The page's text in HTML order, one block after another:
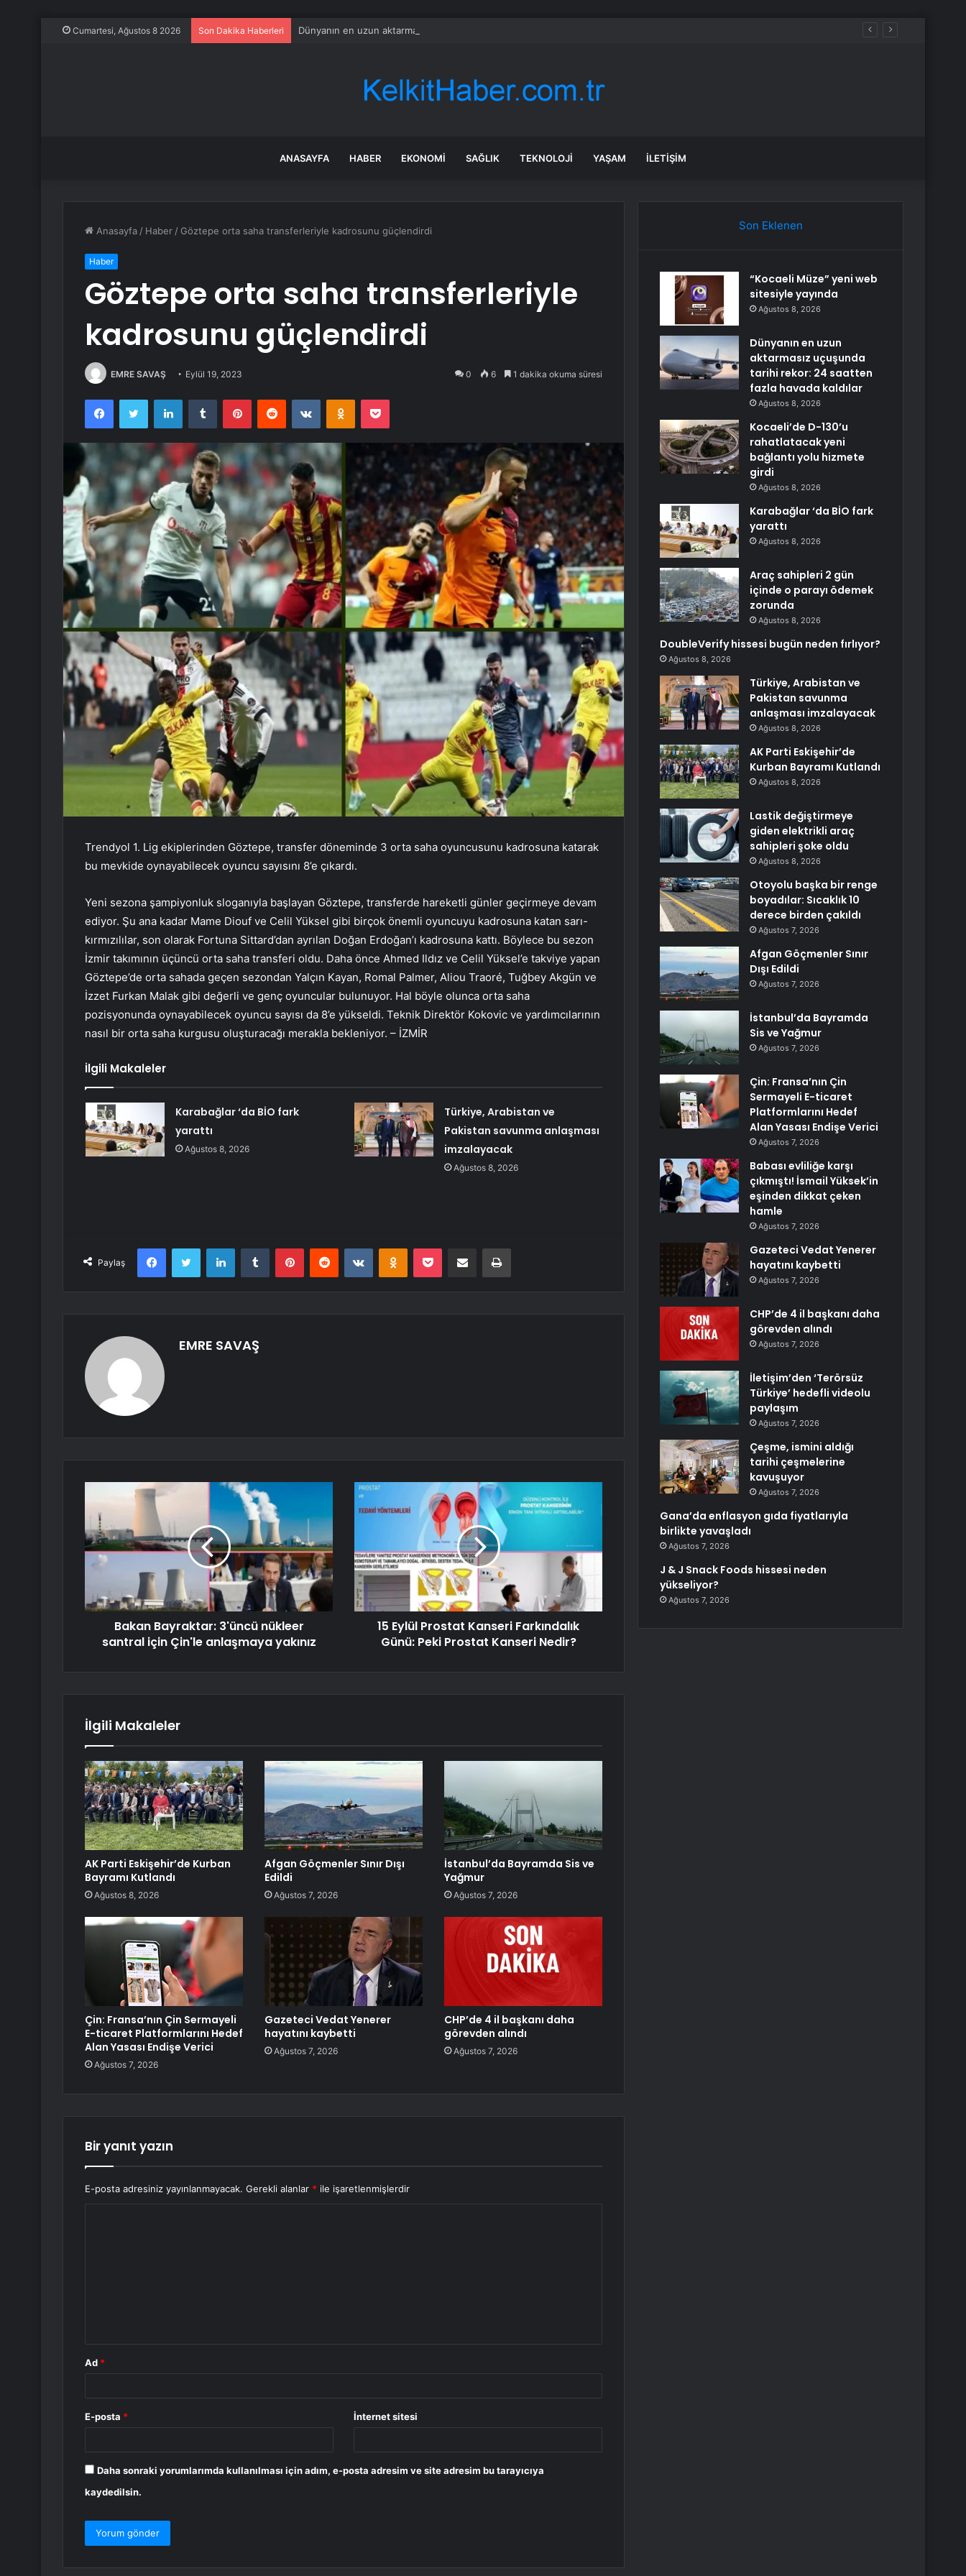
Cumartesi, Ağustos 8 2026 Son Dakika Haberleri Dünyanın en uzun aktarmasız uçuşunda tarihi rekor: 24 saatten fazla havada kaldılar
ANASAYFA HABER EKONOMI SAĞLIK TEKNOLOJI YAŞAM İLETIŞIM
Anasayfa / Haber / Göztepe orta saha transferleriyle kadrosunu güçlendirdi
Haber
Göztepe orta saha transferleriyle
kadrosunu güçlendirdi
EMRE SAVAŞ Eylül 19, 2023 0 6 1 dakika okuma süresi
FacebookTwitter LinkedInTumblr PinterestReddit VKontakteOdnoklassniki
Pocket
Trendyol 1. Lig ekiplerinden Göztepe, transfer döneminde 3 orta saha oyuncusunu kadrosuna katarak
bu mevkide oynayabilecek oyuncu sayısını 8’e çıkardı.
Yeni sezona şampiyonluk sloganıyla başlayan Göztepe, transferde hareketli günler geçirmeye devam
ediyor. Şu ana kadar Mame Diouf ve Celil Yüksel gibi birçok önemli oyuncuyu kadrosuna katan sarı-
kırmızılılar, son olarak Fortuna Sittard’dan ayrılan Doğan Erdoğan’ı kadrosuna kattı. Böylece bu sezon
İzmir takımının üçüncü orta saha transferi oldu. Daha önce Ahmed Ildız ve Celil Yüksel’e takviye yapan
Göztepe’de orta sahada geçen sezondan Yalçın Kayan, Romal Palmer, Aliou Traoré, Tuğbey Akgün ve
İzzet Furkan Malak gibi değerli ve genç oyuncular bulunuyor. Hal böyle olunca orta saha
pozisyonunda oynayabilecek oyuncu sayısı da 8’e yükseldi. Teknik Direktör Kokovic ve yardımcılarının
nasıl bir orta saha kurgusu oluşturacağı merakla bekleniyor. – İZMİR
İlgili Makaleler
Karabağlar ‘da BİO fark
yarattı
Ağustos 8, 2026
Türkiye, Arabistan ve
Pakistan savunma anlaşması
imzalayacak
Ağustos 8, 2026
Paylaş
FacebookTwitter LinkedInTumblr PinterestReddit VKontakteOdnoklassniki
Pocket E-Posta ile paylaş Yazdır
EMRE SAVAŞ
Bakan Bayraktar: 3'üncü nükleer
santral için Çin'le anlaşmaya yakınız
15 Eylül Prostat Kanseri Farkındalık
Günü: Peki Prostat Kanseri Nedir?
İlgili Makaleler
AK Parti Eskişehir’de Kurban
Bayramı Kutlandı
Ağustos 8, 2026
Afgan Göçmenler Sınır Dışı
Edildi
Ağustos 7, 2026
İstanbul’da Bayramda Sis ve
Yağmur
Ağustos 7, 2026
Çin: Fransa’nın Çin Sermayeli
E-ticaret Platformlarını Hedef
Alan Yasası Endişe Verici
Ağustos 7, 2026
Gazeteci Vedat Yenerer
hayatını kaybetti
Ağustos 7, 2026
CHP’de 4 il başkanı daha
görevden alındı
Ağustos 7, 2026
Bir yanıt yazın
E-posta adresiniz yayınlanmayacak. Gerekli alanlar * ile işaretlenmişlerdir
Ad *
E-posta * İnternet sitesi
Daha sonraki yorumlarımda kullanılması için adım, e-posta adresim ve site adresim bu tarayıcıya
kaydedilsin.
Son Eklenen
“Kocaeli Müze” yeni web
sitesiyle yayında
Ağustos 8, 2026
Dünyanın en uzun
aktarmasız uçuşunda
tarihi rekor: 24 saatten
fazla havada kaldılar
Ağustos 8, 2026
Kocaeli’de D-130’u
rahatlatacak yeni
bağlantı yolu hizmete
girdi
Ağustos 8, 2026
Karabağlar ‘da BİO fark
yarattı
Ağustos 8, 2026
Araç sahipleri 2 gün
içinde o parayı ödemek
zorunda
Ağustos 8, 2026
DoubleVerify hissesi bugün neden fırlıyor?
Ağustos 8, 2026
Türkiye, Arabistan ve
Pakistan savunma
anlaşması imzalayacak
Ağustos 8, 2026
AK Parti Eskişehir’de
Kurban Bayramı Kutlandı
Ağustos 8, 2026
Lastik değiştirmeye
giden elektrikli araç
sahipleri şoke oldu
Ağustos 8, 2026
Otoyolu başka bir renge
boyadılar: Sıcaklık 10
derece birden çakıldı
Ağustos 7, 2026
Afgan Göçmenler Sınır
Dışı Edildi
Ağustos 7, 2026
İstanbul’da Bayramda
Sis ve Yağmur
Ağustos 7, 2026
Çin: Fransa’nın Çin
Sermayeli E-ticaret
Platformlarını Hedef
Alan Yasası Endişe Verici
Ağustos 7, 2026
Babası evliliğe karşı
çıkmıştı! İsmail Yüksek’in
eşinden dikkat çeken
hamle
Ağustos 7, 2026
Gazeteci Vedat Yenerer
hayatını kaybetti
Ağustos 7, 2026
CHP’de 4 il başkanı daha
görevden alındı
Ağustos 7, 2026
İletişim’den ‘Terörsüz
Türkiye’ hedefli videolu
paylaşım
Ağustos 7, 2026
Çeşme, ismini aldığı
tarihi çeşmelerine
kavuşuyor
Ağustos 7, 2026
Gana’da enflasyon gıda fiyatlarıyla
birlikte yavaşladı
Ağustos 7, 2026
J & J Snack Foods hissesi neden
yükseliyor?
Ağustos 7, 2026